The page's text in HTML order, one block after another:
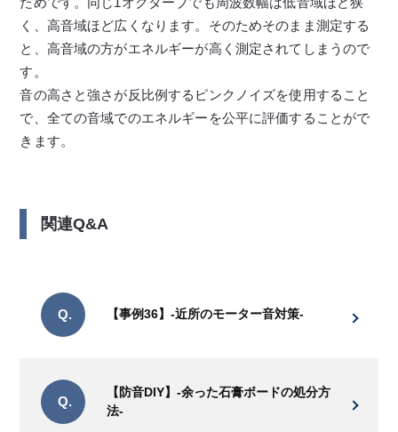
く、高音域ほど広くなります。そのためそのまま測定する
と、高音域の方がエネルギーが高く測定されてしまうので
す。
音の高さと強さが反比例するピンクノイズを使用すること
で、全ての音域でのエネルギーを公平に評価することがで
きます。
関連Q&A
Q. 【事例36】-近所のモーター音対策-
Q.
【防音DIY】-余った石膏ボードの処分方
法-